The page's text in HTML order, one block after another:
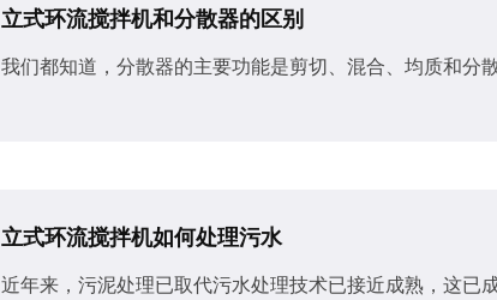
立式环流搅拌机和分散器的区别
我们都知道，分散器的主要功能是剪切、混合、均质和分
立式环流搅拌机如何处理污水
近年来，污泥处理已取代污水处理技术已接近成熟，这已